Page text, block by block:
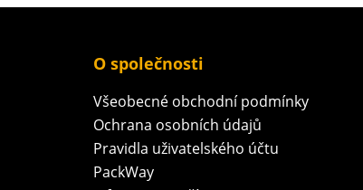
O společnosti
Všeobecné obchodní podmínky
Ochrana osobních údajů
Pravidla uživatelského účtu
PackWay